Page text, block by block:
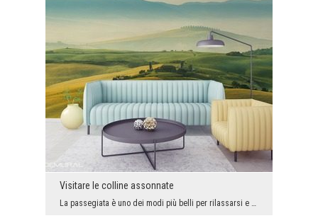
Visitare le colline assonnate
La passegiata è uno dei modi più belli per rilassarsi e riposare. Se desideri sentirti speciale, ...